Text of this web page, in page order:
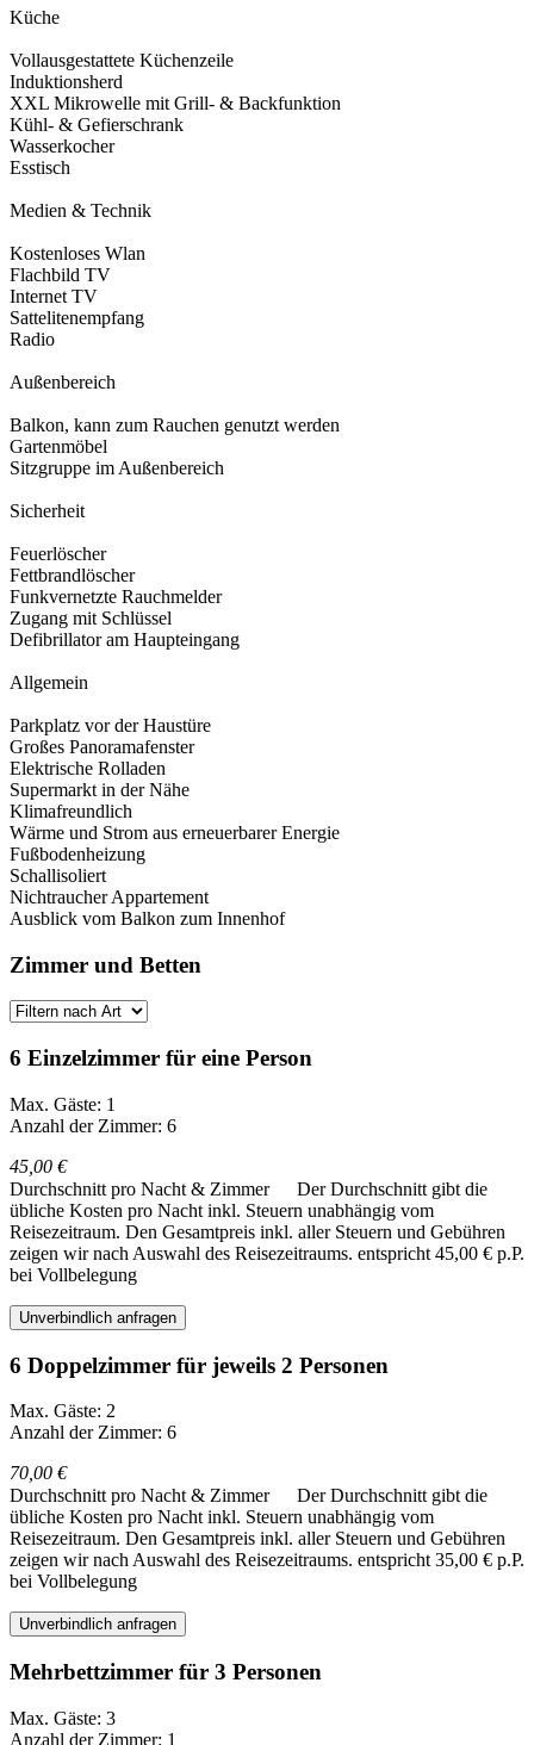
Küche
Vollausgestattete Küchenzeile
Induktionsherd
XXL Mikrowelle mit Grill- & Backfunktion
Kühl- & Gefierschrank
Wasserkocher
Esstisch
Medien & Technik
Kostenloses Wlan
Flachbild TV
Internet TV
Sattelitenempfang
Radio
Außenbereich
Balkon, kann zum Rauchen genutzt werden
Gartenmöbel
Sitzgruppe im Außenbereich
Sicherheit
Feuerlöscher
Fettbrandlöscher
Funkvernetzte Rauchmelder
Zugang mit Schlüssel
Defibrillator am Haupteingang
Allgemein
Parkplatz vor der Haustüre
Großes Panoramafenster
Elektrische Rolladen
Supermarkt in der Nähe
Klimafreundlich
Wärme und Strom aus erneuerbarer Energie
Fußbodenheizung
Schallisoliert
Nichtraucher Appartement
Ausblick vom Balkon zum Innenhof
Zimmer und Betten
6 Einzelzimmer für eine Person
Max. Gäste: 1
Anzahl der Zimmer: 6
45,00 €
Durchschnitt pro Nacht & Zimmer
Der Durchschnitt gibt die
übliche Kosten pro Nacht inkl. Steuern unabhängig vom
Reisezeitraum. Den Gesamtpreis inkl. aller Steuern und Gebühren
zeigen wir nach Auswahl des Reisezeitraums. entspricht 45,00 € p.P.
bei Vollbelegung
Unverbindlich anfragen
6 Doppelzimmer für jeweils 2 Personen
Max. Gäste: 2
Anzahl der Zimmer: 6
70,00 €
Durchschnitt pro Nacht & Zimmer
Der Durchschnitt gibt die
übliche Kosten pro Nacht inkl. Steuern unabhängig vom
Reisezeitraum. Den Gesamtpreis inkl. aller Steuern und Gebühren
zeigen wir nach Auswahl des Reisezeitraums. entspricht 35,00 € p.P.
bei Vollbelegung
Unverbindlich anfragen
Mehrbettzimmer für 3 Personen
Max. Gäste: 3
Anzahl der Zimmer: 1